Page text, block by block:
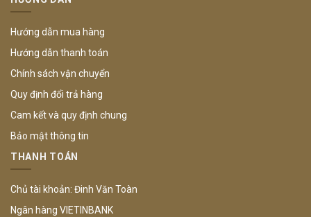
Hướng dẫn mua hàng
Hướng dẫn thanh toán
Chính sách vận chuyển
Quy định đổi trả hàng
Cam kết và quy định chung
Bảo mật thông tin
THANH TOÁN
Chủ tài khoản: Đinh Văn Toàn
Ngân hàng VIETINBANK